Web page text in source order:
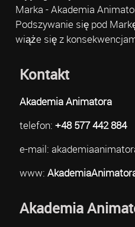
Marka - Akademia
Podszywanie się pod
wiąże się z
Kontakt
Akademia Animatora
telefon: +48 577 442 884
e-mail:
www:
Akademia